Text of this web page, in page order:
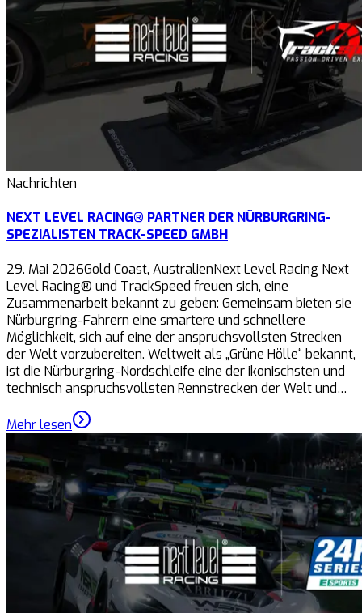
Nachrichten
NEXT LEVEL RACING® PARTNER DER NÜRBURGRING-
SPEZIALISTEN TRACK-SPEED GMBH
29. Mai 2026Gold Coast, AustralienNext Level Racing Next
Level Racing® und TrackSpeed freuen sich, eine
Zusammenarbeit bekannt zu geben: Gemeinsam bieten sie
Nürburgring-Fahrern eine smartere und schnellere
Möglichkeit, sich auf eine der anspruchsvollsten Strecken
der Welt vorzubereiten. Weltweit als „Grüne Hölle“ bekannt,
ist die Nürburgring-Nordschleife eine der ikonischsten und
technisch anspruchsvollsten Rennstrecken der Welt und…
Mehr lesen